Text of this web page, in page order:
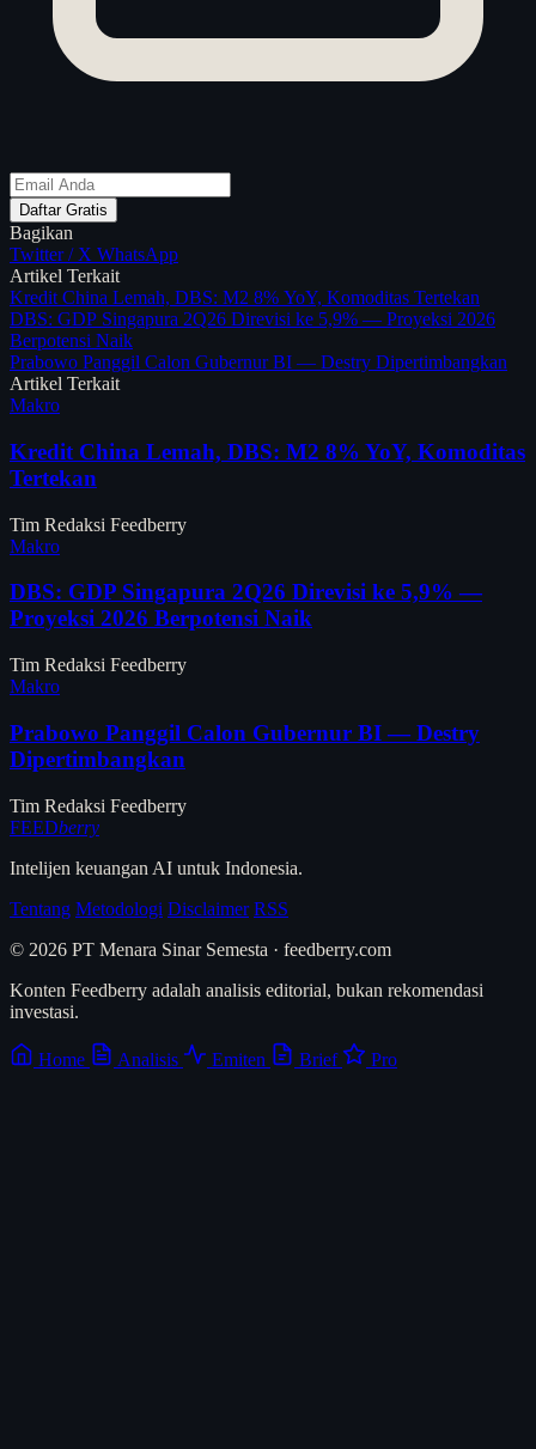
Daftar Gratis
Bagikan
Twitter / X WhatsApp
Artikel Terkait
Kredit China Lemah, DBS: M2 8% YoY, Komoditas Tertekan
DBS: GDP Singapura 2Q26 Direvisi ke 5,9% — Proyeksi 2026
Berpotensi Naik
Prabowo Panggil Calon Gubernur BI — Destry Dipertimbangkan
Artikel Terkait
Makro
Kredit China Lemah, DBS: M2 8% YoY, Komoditas
Tertekan
Tim Redaksi Feedberry
Makro
DBS: GDP Singapura 2Q26 Direvisi ke 5,9% —
Proyeksi 2026 Berpotensi Naik
Tim Redaksi Feedberry
Makro
Prabowo Panggil Calon Gubernur BI — Destry
Dipertimbangkan
Tim Redaksi Feedberry
FEEDberry
Intelijen keuangan AI untuk Indonesia.
Tentang Metodologi Disclaimer RSS
© 2026 PT Menara Sinar Semesta · feedberry.com
Konten Feedberry adalah analisis editorial, bukan rekomendasi
investasi.
Home Analisis Emiten Brief Pro